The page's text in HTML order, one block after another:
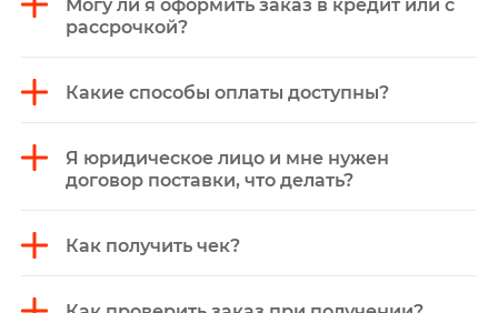
Могу ли я оформить заказ в кредит или с
рассрочкой?
Какие способы оплаты доступны?
Я юридическое лицо и мне нужен
договор поставки, что делать?
Как получить чек?